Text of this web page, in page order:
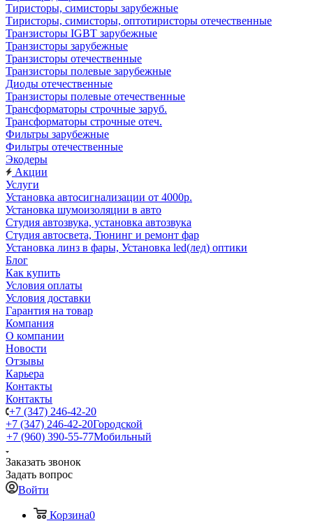
Тиристоры, симисторы зарубежные
Тиристоры, симисторы, оптотиристоры отечественные
Транзисторы IGBT зарубежные
Транзисторы зарубежные
Транзисторы отечественные
Транзисторы полевые зарубежные
Диоды отечественные
Транзисторы полевые отечественные
Трансформаторы строчные заруб.
Трансформаторы строчные отеч.
Фильтры зарубежные
Фильтры отечественные
Экодеры
Акции
Услуги
Установка автосигнализации от 4000р.
Установка шумоизоляции в авто
Студия автозвука, установка автозвука
Студия автосвета, Тюнинг и ремонт фар
Установка линз в фары, Установка led(лед) оптики
Блог
Как купить
Условия оплаты
Условия доставки
Гарантия на товар
Компания
О компании
Новости
Отзывы
Карьера
Контакты
Контакты
+7 (347) 246-42-20
+7 (347) 246-42-20Городской
+7 (960) 390-55-77Мобильный
Заказать звонок
Задать вопрос
Войти
Корзина0